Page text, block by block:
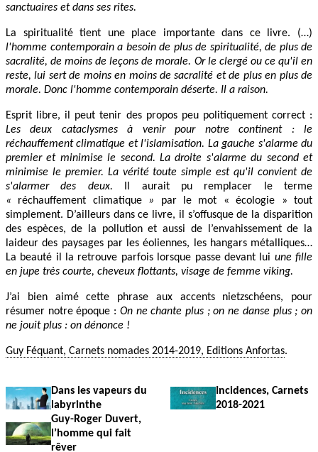
sanctuaires et dans ses rites.
La spiritualité tient une place importante dans ce livre. (…)
l'homme contemporain a besoin de plus de spiritualité, de plus de
sacralité, de moins de leçons de morale. Or le clergé ou ce qu'il en
reste, lui sert de moins en moins de sacralité et de plus en plus de
morale. Donc l'homme contemporain déserte. Il a raison.
Esprit libre, il peut tenir des propos peu politiquement correct :
Les deux cataclysmes à venir pour notre continent : le
réchauffement climatique et l'islamisation. La gauche s'alarme du
premier et minimise le second. La droite s'alarme du second et
minimise le premier. La vérité toute simple est qu'il convient de
s'alarmer des deux. Il aurait pu remplacer le terme
« réchauffement climatique» par le mot « écologie » tout
simplement. D’ailleurs dans ce livre, il s’offusque de la disparition
des espèces, de la pollution et aussi de l’envahissement de la
laideur des paysages par les éoliennes, les hangars métalliques…
La beauté il la retrouve parfois lorsque passe devant lui une fille
en jupe très courte, cheveux flottants, visage de femme viking.
J’ai bien aimé cette phrase aux accents nietzschéens, pour
résumer notre époque : On ne chante plus ; on ne danse plus ; on
ne jouit plus : on dénonce !
Guy Féquant, Carnets nomades 2014-2019, Editions Anfortas.
Dans les vapeurs du
labyrinthe
Incidences, Carnets
2018-2021
Guy-Roger Duvert,
l’homme qui fait
rêver